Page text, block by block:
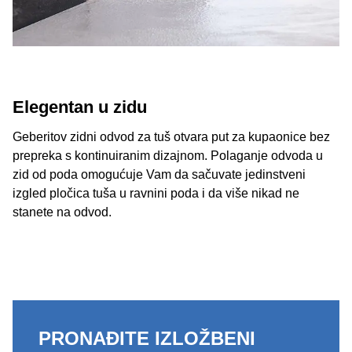
Elegentan u zidu
Geberitov zidni odvod za tuš otvara put za kupaonice bez
prepreka s kontinuiranim dizajnom. Polaganje odvoda u
zid od poda omogućuje Vam da sačuvate jedinstveni
izgled pločica tuša u ravnini poda i da više nikad ne
stanete na odvod.
PRONAĐITE IZLOŽBENI